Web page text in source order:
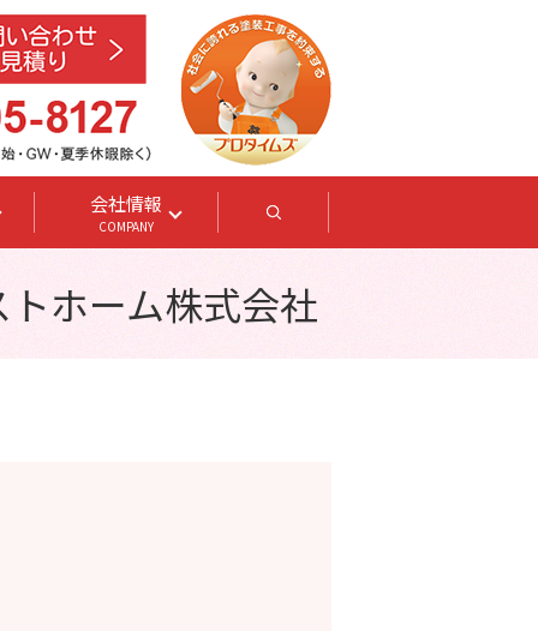
会社情報
COMPANY search
ホーム株式会社